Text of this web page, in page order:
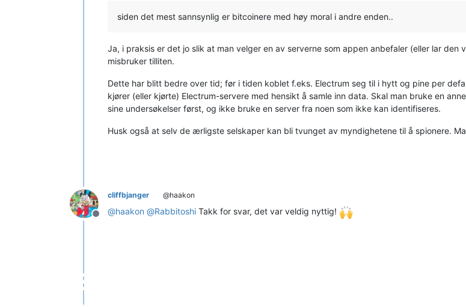
siden det mest sannsynlig er bitcoinere med høy moral i andre enden..
Ja, i praksis er det jo slik at man velger en av serverne som appen anbefaler (eller lar
misbruker tilliten.
Dette har blitt bedre over tid; før i tiden koblet f.eks. Electrum seg til i hytt og pine per
kjører (eller kjørte) Electrum-servere med hensikt å samle inn data. Skal man bruke en
sine undersøkelser først, og ikke bruke en server fra noen som ikke kan identifiseres.
Husk også at selv de ærligste selskaper kan bli tvunget av myndighetene til å spionere.
Frakoblet
cliffbjanger @haakon
@haakon @Rabbitoshi Takk for svar, det var veldig nyttig!